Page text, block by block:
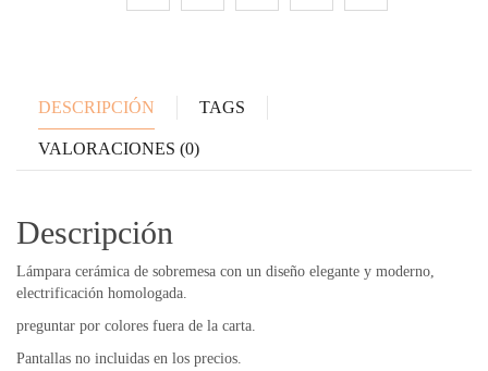
DESCRIPCIÓN TAGS
VALORACIONES (0)
Descripción
Lámpara cerámica de sobremesa con un diseño elegante y moderno,
electrificación homologada.
preguntar por colores fuera de la carta.
Pantallas no incluidas en los precios.